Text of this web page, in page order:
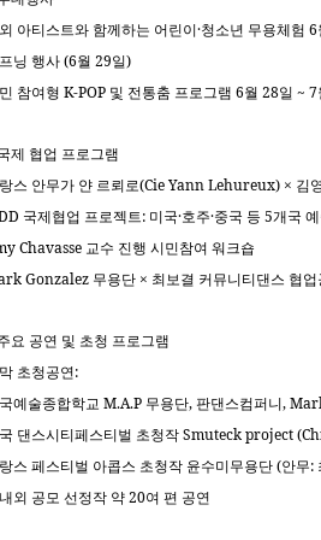
아티스트와 함께하는 어린이 ·청소년 무용체험 6
닝 행사 (6월 29일)
참여형 K-POP 및 전통춤 프로그램 6월 28일 ~ 7
제 협업 프로그램
스 안무가 얀 르뢰로(Cie Yann Lehureux) × 김
국제협업 프로젝트: 미국·호주·중국 등 5개국
Chavasse 교수 진행 시민참여 워크숍
Gonzalez 무용단 × 최보결 커뮤니티댄스 협업
요 공연 및 초청 프로그램
초청공연 :
예술종합학교 M.A.P 무용단, 판댄스컴퍼니 ,
댄스시티페스티벌 초청작 Smuteck project
스 페스티벌 아콥스 초청작 윤수미무용단 (안무:
외 공모 선정작 약 20여 편 공연